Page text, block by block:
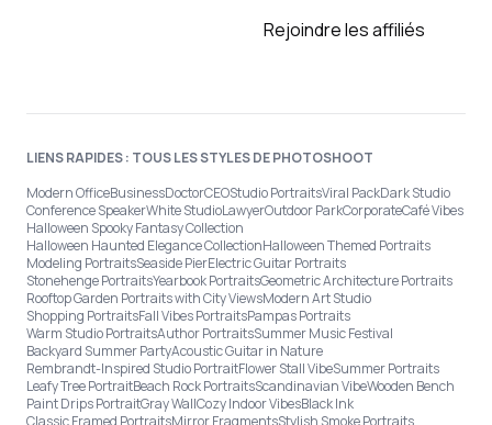
Rejoindre les affiliés
LIENS RAPIDES : TOUS LES STYLES DE PHOTOSHOOT
Modern OfficeBusinessDoctorCEOStudio PortraitsViral PackDark Studio
Conference SpeakerWhite StudioLawyerOutdoor ParkCorporateCafé Vibes
Halloween Spooky Fantasy Collection
Halloween Haunted Elegance CollectionHalloween Themed Portraits
Modeling PortraitsSeaside PierElectric Guitar Portraits
Stonehenge PortraitsYearbook PortraitsGeometric Architecture Portraits
Rooftop Garden Portraits with City ViewsModern Art Studio
Shopping PortraitsFall Vibes PortraitsPampas Portraits
Warm Studio PortraitsAuthor PortraitsSummer Music Festival
Backyard Summer PartyAcoustic Guitar in Nature
Rembrandt-Inspired Studio PortraitFlower Stall VibeSummer Portraits
Leafy Tree PortraitBeach Rock PortraitsScandinavian VibeWooden Bench
Paint Drips PortraitGray WallCozy Indoor VibesBlack Ink